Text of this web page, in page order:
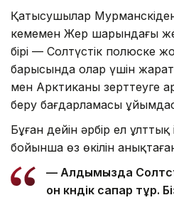
Қатысушылар
кемемен Жер шарындағы
бірі — Солтүстік полюске
барысында олар үшін
мен Арктиканы зерттеуге
беру бағдарламасы
Бұған дейін әрбір ел
бойынша өз өкілін
— Алдымызда
он күндік сапар тұр.